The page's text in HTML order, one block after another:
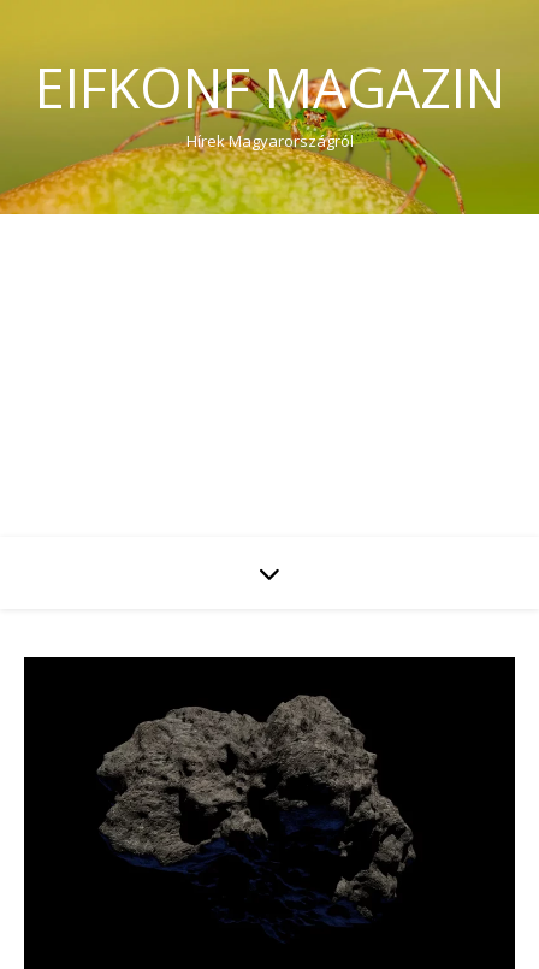
EIFKONF MAGAZIN
Hírek Magyarországról